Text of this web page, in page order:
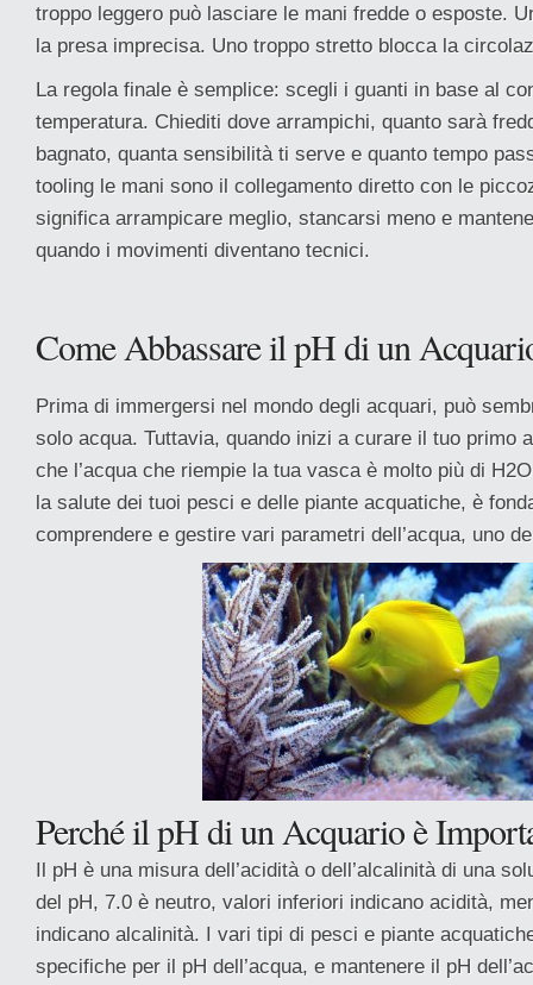
troppo leggero può lasciare le mani fredde o esposte.
la presa imprecisa. Uno troppo stretto blocca la
La regola finale è semplice: scegli i guanti in base al
temperatura. Chiediti dove arrampichi, quanto sarà
bagnato, quanta sensibilità ti serve e quanto tempo
tooling le mani sono il collegamento diretto con le
significa arrampicare meglio, stancarsi meno e
quando i movimenti diventano tecnici.
Come Abbassare il pH di un
Prima di immergersi nel mondo degli acquari, può
solo acqua. Tuttavia, quando inizi a curare il tuo primo
che l’acqua che riempie la tua vasca è molto più di
la salute dei tuoi pesci e delle piante acquatiche, è
comprendere e gestire vari parametri dell’acqua, uno
Perché il pH di un Acquario è
Il pH è una misura dell’acidità o dell’alcalinità di una
del pH, 7.0 è neutro, valori inferiori indicano acidità,
indicano alcalinità. I vari tipi di pesci e piante
specifiche per il pH dell’acqua, e mantenere il pH